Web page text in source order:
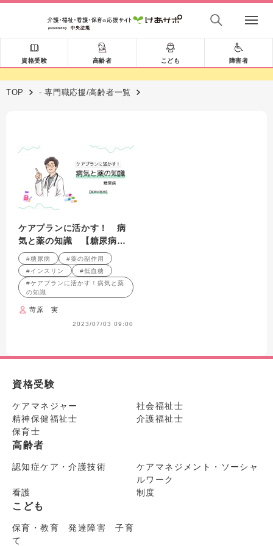
資格受験 高齢者 こども 障害者
TOP - 専門職応援/高齢者一覧
ケアプランに活かす！ 病
気と薬の知識 【糖尿病】
薬の効果＆副作用は？ ケ
アマネが押さえたいポイン
トを徹底解説！【医師監
修】
#糖尿病
#薬の副作用
#インスリン
#低血糖
#ケアプランに活かす！病気と薬
の知識
苛原 実
2023/07/03 09:00
資格受験
ケアマネジャー
社会福祉士
精神保健福祉士
介護福祉士
保育士
高齢者
認知症ケア・介護技術
ケアマネジメント・ソーシャ
ルワーク
看護
制度
こども
保育・教育 発達障害 子育
て